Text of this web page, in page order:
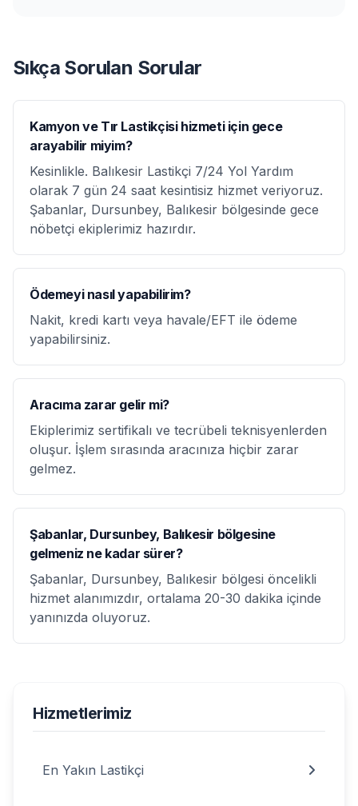
Sıkça Sorulan Sorular
Kamyon ve Tır Lastikçisi hizmeti için gece
arayabilir miyim?
Kesinlikle. Balıkesir Lastikçi 7/24 Yol Yardım
olarak 7 gün 24 saat kesintisiz hizmet veriyoruz.
Şabanlar, Dursunbey, Balıkesir bölgesinde gece
nöbetçi ekiplerimiz hazırdır.
Ödemeyi nasıl yapabilirim?
Nakit, kredi kartı veya havale/EFT ile ödeme
yapabilirsiniz.
Aracıma zarar gelir mi?
Ekiplerimiz sertifikalı ve tecrübeli teknisyenlerden
oluşur. İşlem sırasında aracınıza hiçbir zarar
gelmez.
Şabanlar, Dursunbey, Balıkesir bölgesine
gelmeniz ne kadar sürer?
Şabanlar, Dursunbey, Balıkesir bölgesi öncelikli
hizmet alanımızdır, ortalama 20-30 dakika içinde
yanınızda oluyoruz.
Hizmetlerimiz
En Yakın Lastikçi